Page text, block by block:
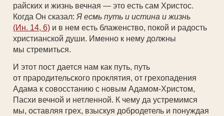
райских и жизнь вечная — это есть сам Христос.
Когда Он сказал: Я есмь путь и истина и жизнь
(Ин. 14, 6)и в нем есть блаженство, покой и радость
христианской души. Именно к нему должны
мы стремиться.
И этот пост дается нам как путь, путь
от прародительского проклятия, от грехопадения
Адама к совосстанию с новым Адамом-Христом,
Пасхи вечной и нетленной. К чему да устремимся
мы, оставляя грех, взыскуя добродетель и понуждая